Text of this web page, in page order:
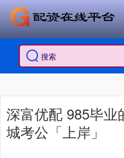
深富优配 985毕业
城考公「上岸」